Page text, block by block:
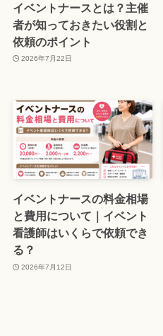
イベントナースとは？主催
者が知っておきたい役割と
依頼のポイント
2026年7月22日
イベントナースの料金相場
と費用について｜イベント
看護師はいくらで依頼でき
る？
2026年7月12日